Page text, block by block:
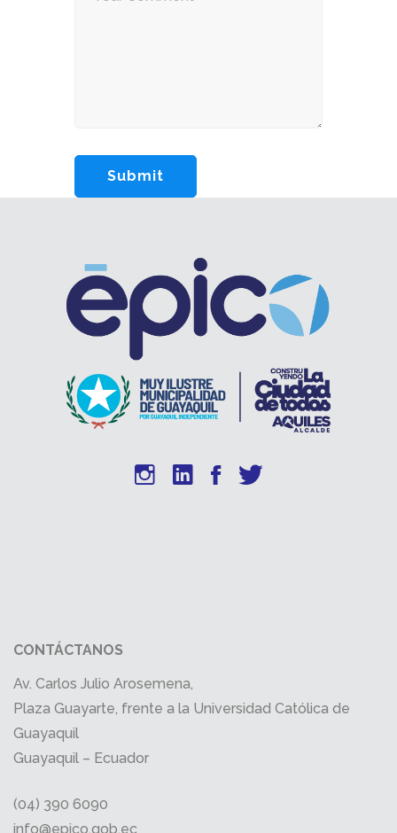
CONTÁCTANOS
Av. Carlos Julio Arosemena,
Plaza Guayarte, frente a la Universidad Católica de
Guayaquil
Guayaquil – Ecuador
(04) 390 6090
info@epico.gob.ec